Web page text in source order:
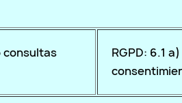
consultas
RGPD: 6.1